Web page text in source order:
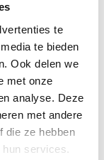
te
te bieden
Ook delen we
met onze
analyse. Deze
met andere
die ze hebben
services.